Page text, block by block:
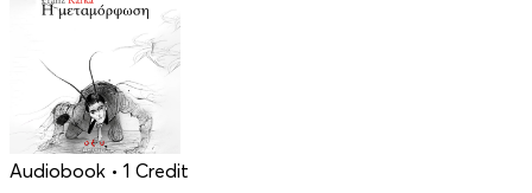
Audiobook • 1 Credit